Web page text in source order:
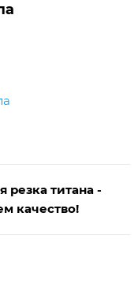
резка титана -
качество!